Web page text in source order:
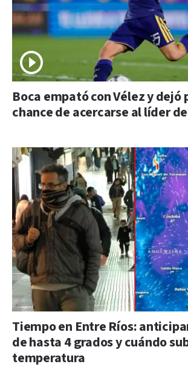
Boca empató con Vélez y dejó
chance de acercarse al líder
Tiempo en Entre Ríos:
de hasta 4 grados y cuándo
temperatura